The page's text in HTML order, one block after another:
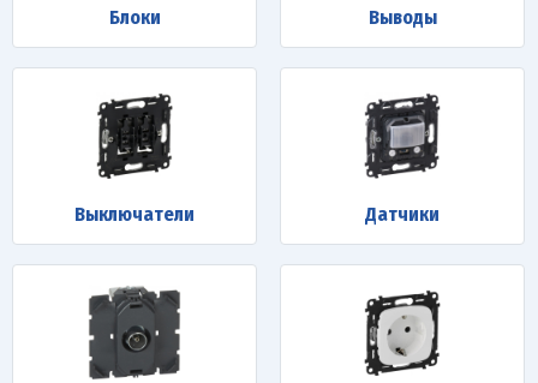
Блоки Выводы
Выключатели Датчики